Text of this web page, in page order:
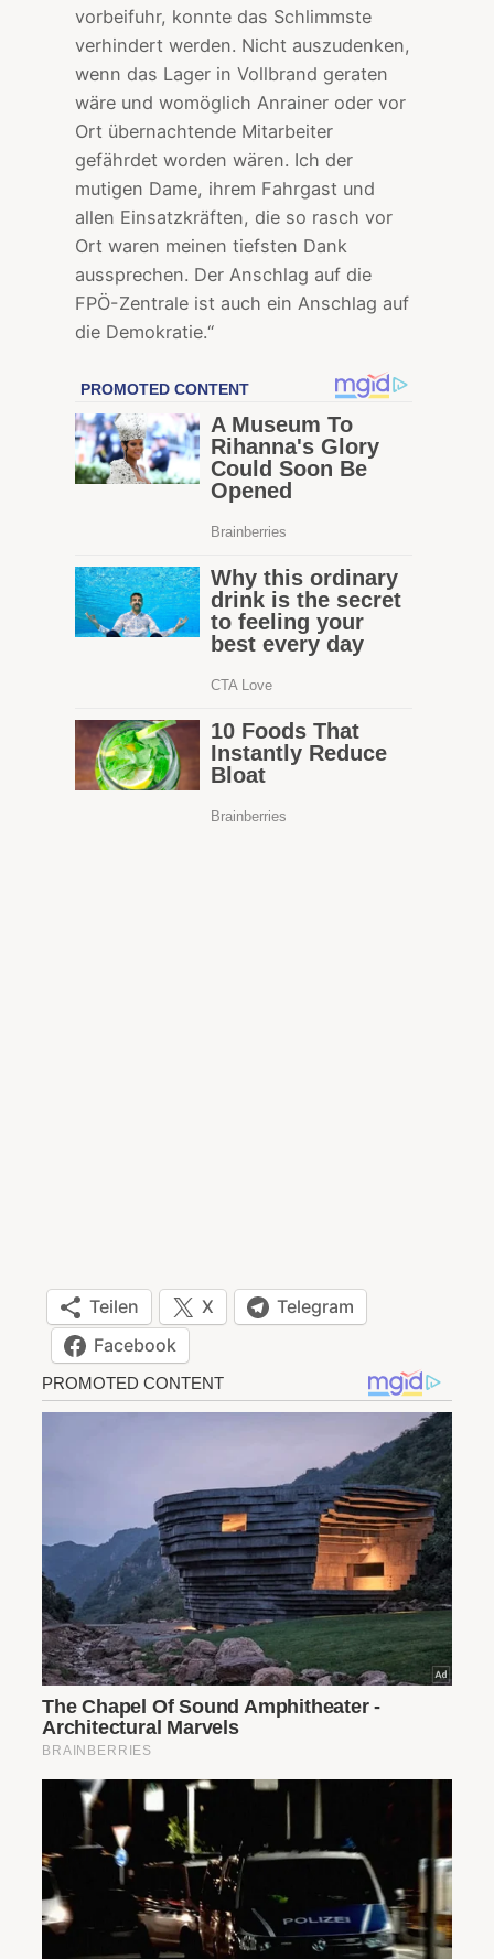
vorbeifuhr, konnte das Schlimmste
verhindert werden. Nicht auszudenken,
wenn das Lager in Vollbrand geraten
wäre und womöglich Anrainer oder vor
Ort übernachtende Mitarbeiter
gefährdet worden wären. Ich der
mutigen Dame, ihrem Fahrgast und
allen Einsatzkräften, die so rasch vor
Ort waren meinen tiefsten Dank
aussprechen. Der Anschlag auf die
FPÖ-Zentrale ist auch ein Anschlag auf
die Demokratie.“
Teilen X
Telegram
Facebook